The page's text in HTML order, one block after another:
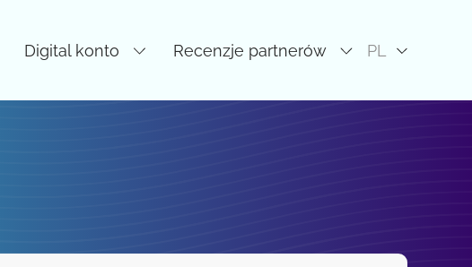
Digital konto Recenzje partnerów PL